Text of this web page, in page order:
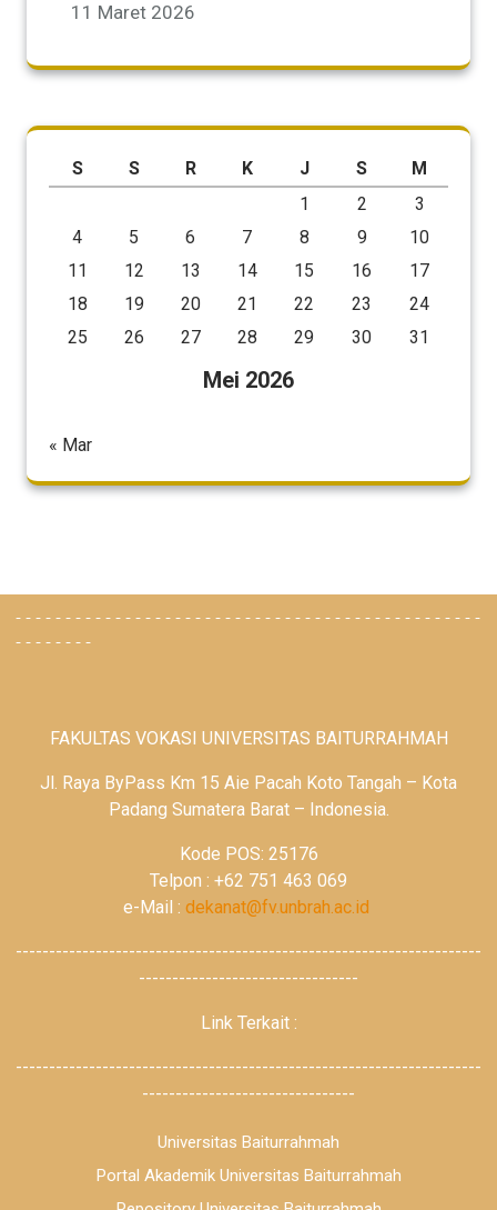
11 Maret 2026
Mei 2026
S S R K J S
M
1
2
3
4
5 6 7 8 9
10
11
12 13 14 15 16
17
18
19 20 21 22 23
24
25
26 27 28 29 30 31
« Mar
-----------------------------------------------
--------
FAKULTAS VOKASI UNIVERSITAS BAITURRAHMAH
Jl. Raya ByPass Km 15 Aie Pacah Koto Tangah – Kota
Padang Sumatera Barat – Indonesia.
Kode POS: 25176
Telpon : +62 751 463 069
e-Mail : dekanat@fv.unbrah.ac.id
----------------------------------------------------------------------
---------------------------------
Link Terkait :
----------------------------------------------------------------------
--------------------------------
Universitas Baiturrahmah
Portal Akademik Universitas Baiturrahmah